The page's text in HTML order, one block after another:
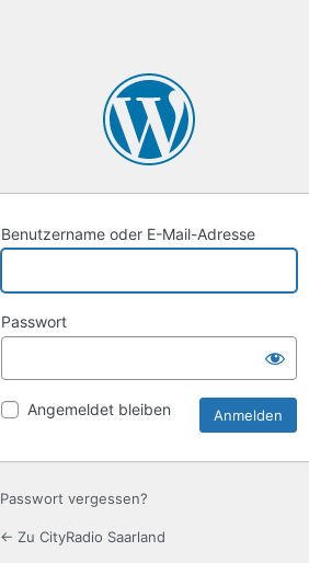
Benutzername oder E-Mail-Adresse
Passwort
Angemeldet bleiben
Passwort vergessen?
← Zu CityRadio Saarland